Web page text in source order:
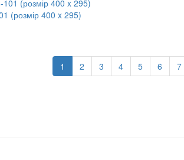
(розмір 400 x 295)
1 2 3 4 5 6 7